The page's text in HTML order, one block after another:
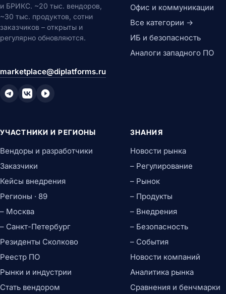
и БРИКС. ~20 тыс. вендоров,
~30 тыс. продуктов, сотни
заказчиков – открыты и
регулярно обновляются.
marketplace@diplatforms.ru
Офис и коммуникации
Все категории →
ИБ и безопасность
Аналоги западного ПО
УЧАСТНИКИ И РЕГИОНЫ
Вендоры и разработчики
Заказчики
Кейсы внедрения
Регионы · 89
– Москва
– Санкт-Петербург
Резиденты Сколково
Реестр ПО
Рынки и индустрии
Стать вендором
ЗНАНИЯ
Новости рынка
– Регулирование
– Рынок
– Продукты
– Внедрения
– Безопасность
– События
Новости компаний
Аналитика рынка
Сравнения и бенчмарки